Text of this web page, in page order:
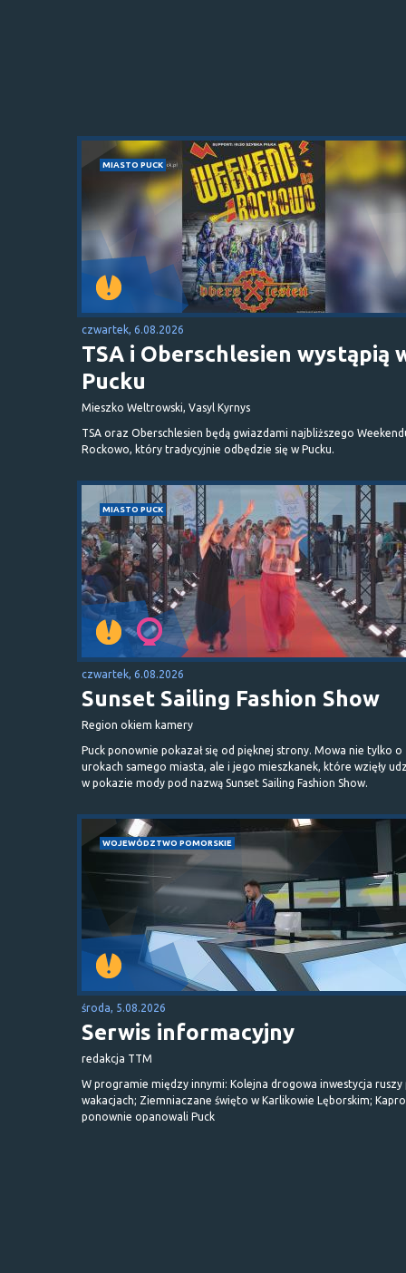
MIASTO PUCK
czwartek, 6.08.2026
TSA i Oberschlesien wystąpią
Pucku
Mieszko Weltrowski, Vasyl Kyrnys
TSA oraz Oberschlesien będą gwiazdami najbliższego
Rockowo, który tradycyjnie odbędzie się w Pucku.
MIASTO PUCK
czwartek, 6.08.2026
Sunset Sailing Fashion Show
Region okiem kamery
Puck ponownie pokazał się od pięknej strony. Mowa nie tylko o
urokach samego miasta, ale i jego mieszkanek, które wzięły
w pokazie mody pod nazwą Sunset Sailing Fashion Show.
WOJEWÓDZTWO POMORSKIE
środa, 5.08.2026
Serwis informacyjny
redakcja TTM
W programie między innymi: Kolejna drogowa inwestycja ruszy
wakacjach; Ziemniaczane święto w Karlikowie Lęborskim;
ponownie opanowali Puck